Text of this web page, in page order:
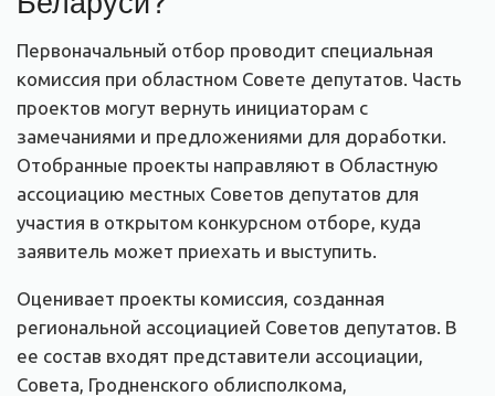
Первоначальный отбор проводит специальная
комиссия при областном Совете депутатов. Часть
проектов могут вернуть инициаторам с
замечаниями и предложениями для доработки.
Отобранные проекты направляют в Областную
ассоциацию местных Советов депутатов для
участия в открытом конкурсном отборе, куда
заявитель может приехать и выступить.
Оценивает проекты комиссия, созданная
региональной ассоциацией Советов депутатов. В
ее состав входят представители ассоциации,
Совета, Гродненского облисполкома,